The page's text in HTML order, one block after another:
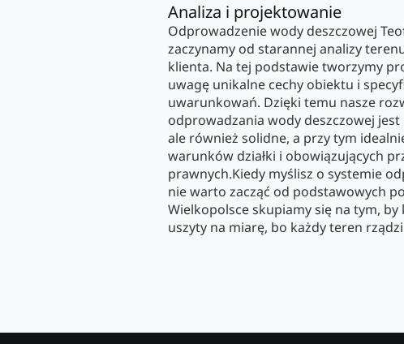
Analiza i projektowanie
Odprowadzenie wody deszczowej
zaczynamy od starannej analizy
klienta. Na tej podstawie tworzymy
uwagę unikalne cechy obiektu i
uwarunkowań. Dzięki temu nasze
odprowadzania wody deszczowej
ale również solidne, a przy tym
warunków działki i obowiązujących
prawnych.Kiedy myślisz o systemie
nie warto zacząć od podstawowych
Wielkopolsce skupiamy się na tym, by
uszyty na miarę, bo każdy teren